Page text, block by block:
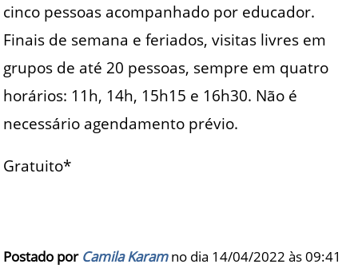
cinco pessoas acompanhado por educador.
Finais de semana e feriados, visitas livres em
grupos de até 20 pessoas, sempre em quatro
horários: 11h, 14h, 15h15 e 16h30. Não é
necessário agendamento prévio.
Gratuito*
Postado por Camila Karamno dia 14/04/2022 às09:41